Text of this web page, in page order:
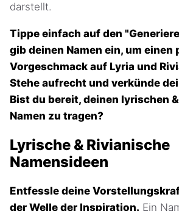
darstellt.
Tippe einfach auf den
gib deinen Namen ein, um
Vorgeschmack auf Lyria und
Stehe aufrecht und verkünde
Bist du bereit, deinen lyrischen
Namen zu tragen?
Lyrische & Rivianische
Namensideen
Entfessle deine
der Welle der Inspiration. Ein